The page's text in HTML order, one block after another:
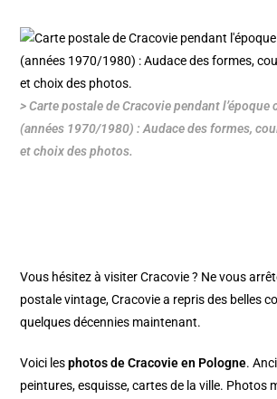
> Carte postale de Cracovie pendant
(années 1970/1980) : Audace des formes,
et choix des photos.
Vous hésitez à visiter Cracovie ? Ne vous
postale vintage, Cracovie a repris des belles
quelques décennies maintenant.
Voici lesphotos de Cracovie en Pologne.
peintures, esquisse, cartes de la ville. Photos